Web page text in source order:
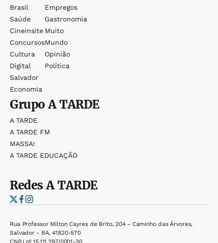
Brasil
Saúde
Cineinsite
Concursos
Cultura
Digital
Salvador
Economia
Empregos
Gastronomia
Muito
Mundo
Opinião
Política
GrupoA TARDE
A TARDE
A TARDE FM
MASSA!
A TARDE EDUCAÇÃO
RedesA TARDE
Rua Professor Milton Cayres de Brito, 204 - Caminho das Árvores,
Salvador - BA, 41820-570
CNPJ nº 15.111.297/0001-30